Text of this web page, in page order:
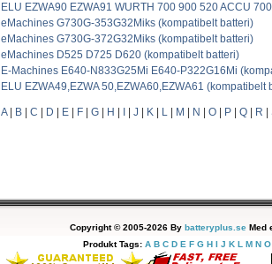
ELU EZWA90 EZWA91 WURTH 700 900 520 ACCU
eMachines G730G-353G32Miks (kompatibelt batteri)
eMachines G730G-372G32Miks (kompatibelt batteri)
eMachines D525 D725 D620 (kompatibelt batteri)
E-Machines E640-N833G25Mi E640-P322G16Mi
ELU EZWA49,EZWA 50,EZWA60,EZWA61 (kompatibelt
A| B C D E F G H J K L M N O P Q R
Copyright © 2005-2026 By batteryplus.se Med
Produkt Tags: A B C D E F G H I J K L M N O